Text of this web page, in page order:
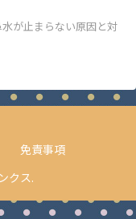
が止まらない原因と対
免責事項
クス.